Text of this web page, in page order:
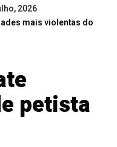
2026
mais violentas do
petista